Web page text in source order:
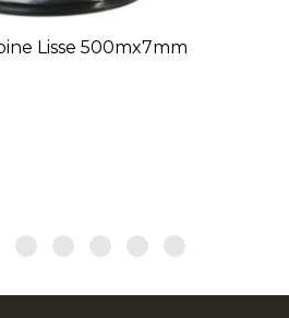
Lisse 500mx7mm